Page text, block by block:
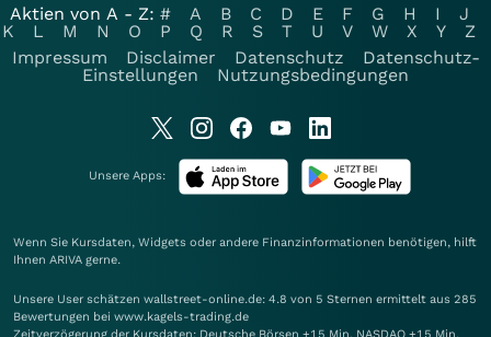
Aktien von A - Z: # A B C D E F G H I
J
K
L M N O P Q R S T U V W X Y
Z
Impressum
Disclaimer Datenschutz
Datenschutz-
Einstellungen
Nutzungsbedingungen
Unsere Apps:
Wenn Sie Kursdaten, Widgets oder andere Finanzinformationen benötigen, hilft
Ihnen ARIVA gerne.
Unsere User schätzen wallstreet-online.de: 4.8 von 5 Sternen ermittelt aus 285
Bewertungen bei www.kagels-trading.de